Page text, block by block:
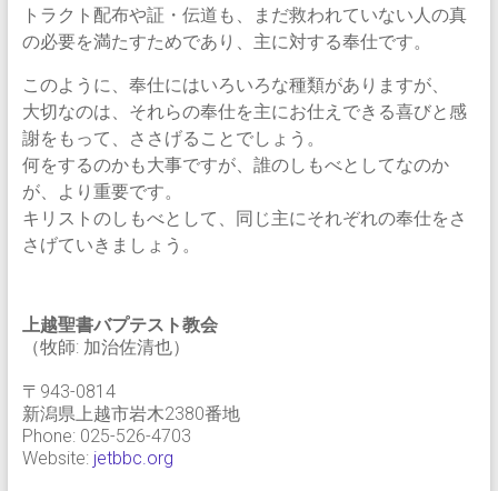
トラクト配布や証・伝道も、まだ救われていない人の真
の必要を満たすためであり、主に対する奉仕です。
このように、奉仕にはいろいろな種類がありますが、
大切なのは、それらの奉仕を主にお仕えできる喜びと感
謝をもって、ささげることでしょう。
何をするのかも大事ですが、誰のしもべとしてなのか
が、より重要です。
キリストのしもべとして、同じ主にそれぞれの奉仕をさ
さげていきましょう。
上越聖書バプテスト教会
（牧師: 加治佐清也）
〒943-0814
新潟県上越市岩木2380番地
Phone: 025-526-4703
Website: jetbbc.org